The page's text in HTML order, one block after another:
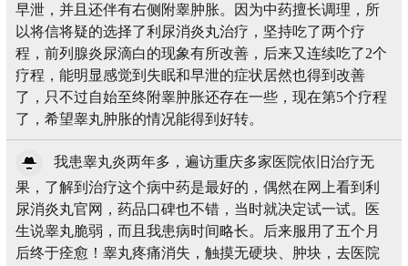
早泄，并且还伴有右侧附睾肿胀。因为中药擅长调理，所
以将信将疑的选择了利尿消炎丸治疗，坚持吃了两个疗
程，前列腺炎尿滴白的现象有所改善，后来又连续吃了2个
疗程，能明显感觉到失眠和早泄的症状居然也得到改善
了，只不过自始至终附睾肿胀还存在一些，现在第5个疗程
了，希望睾丸肿胀的情况能得到好转。
我患睾丸炎两年多，遍访重庆多家医院依旧治疗无
果，了解到治疗这个病中药是最好的，偶然在网上看到利
尿消炎丸官网，药品口碑也不错，当时就决定试一试。医
生说睾丸脆弱，而且我患病时间略长。后来服用了五个月
后终于痊愈！睾丸疼痛消失，触摸无硬块、肿块，去医院